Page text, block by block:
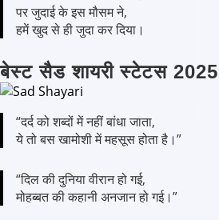
पर जुदाई के इस मौसम ने,
हमें खुद से ही जुदा कर दिया।
बेस्ट सैड शायरी स्टेटस 2025
“दर्द को शब्दों में नहीं बांधा जाता,
ये तो बस खामोशी में महसूस होता है।”
“दिल की दुनिया वीरान हो गई,
मोहब्बत की कहानी अनजान हो गई।”